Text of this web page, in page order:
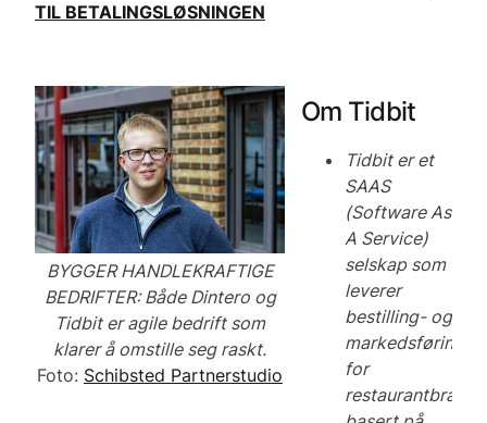
TIL BETALINGSLØSNINGEN
BYGGER HANDLEKRAFTIGE
BEDRIFTER: Både Dintero og
Tidbit er agile bedrift som
klarer å omstille seg raskt.
Foto: Schibsted Partnerstudio
Om Tidbit
Tidbit er et
SAAS
(Software As
A Service)
selskap som
leverer
bestilling- og
for